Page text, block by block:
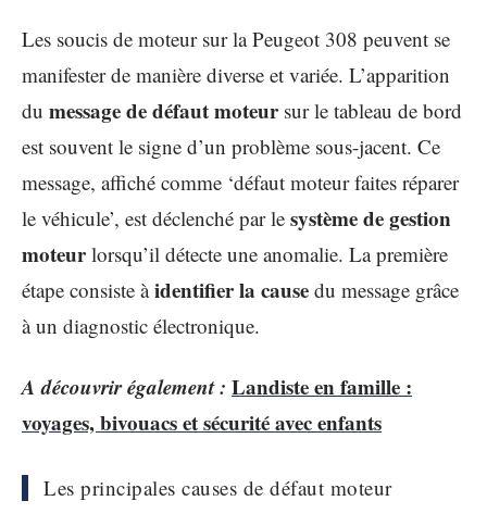
Les soucis de moteur sur la Peugeot 308 peuvent se
manifester de manière diverse et variée. L’apparition
du message de défaut moteursur le tableau de bord
est souvent le signe d’un problème sous-jacent. Ce
message, affiché comme ‘défaut moteur faites réparer
le véhicule’, est déclenché par le système de gestion
moteurlorsqu’il détecte une anomalie. La première
étape consiste àidentifier la cause du message grâce
à un diagnostic électronique.
A découvrir également : Landiste en famille :
voyages, bivouacs et sécurité avec enfants
Les principales causes de défaut moteur